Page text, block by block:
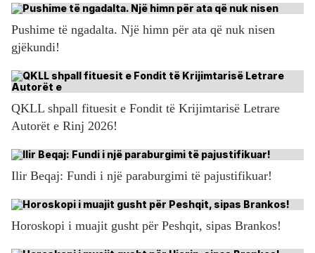
Pushime të ngadalta. Një himn për ata që nuk nisen
gjëkundi!
QKLL shpall fituesit e Fondit të Krijimtarisë Letrare
Autorët e Rinj 2026!
Ilir Beqaj: Fundi i një paraburgimi të pajustifikuar!
Horoskopi i muajit gusht për Peshqit, sipas Brankos!